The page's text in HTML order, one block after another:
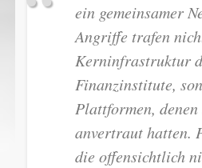
ein gemeinsamer
Angriffe trafen
Kerninfrastruktur
Finanzinstitute,
Plattformen,
anvertraut hatten.
die offensichtlich